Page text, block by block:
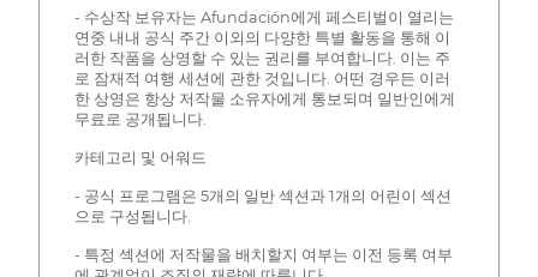
- 수상작 보유자는 Afundación에게 페스티벌이 열리는
연중 내내 공식 주간 이외의 다양한 특별 활동을 통해 이
러한 작품을 상영할 수 있는 권리를 부여합니다. 이는 주
로 잠재적 여행 세션에 관한 것입니다. 어떤 경우든 이러
한 상영은 항상 저작물 소유자에게 통보되며 일반인에게
무료로 공개됩니다.
카테고리 및 어워드
- 공식 프로그램은 5개의 일반 섹션과 1개의 어린이 섹션
으로 구성됩니다.
- 특정 섹션에 저작물을 배치할지 여부는 이전 등록 여부